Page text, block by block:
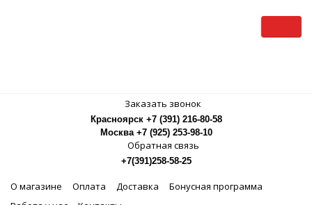
Заказать звонок
Красноярск +7 (391) 216-80-58
Москва +7 (925) 253-98-10
Обратная связь
+7(391)258-58-25
О магазине Оплата Доставка
Бонусная программа